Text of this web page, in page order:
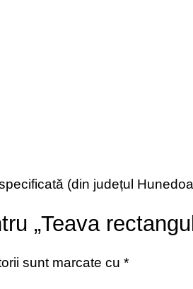
(din județul
„Teava
sunt marcate cu *